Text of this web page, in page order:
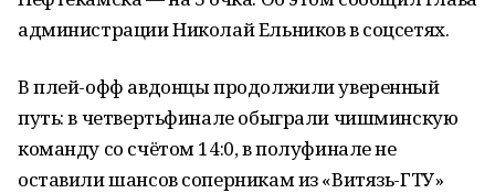
администрации Николай Ельников в соцсетях.
В плей-офф авдонцы продолжили уверенный
путь: в четвертьфинале обыграли чишминскую
команду со счётом 14:0, в полуфинале не
оставили шансов соперникам из «Витязь-ГТУ»